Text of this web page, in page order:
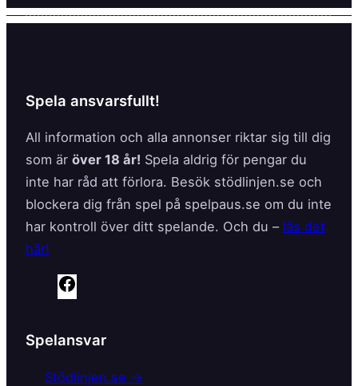
Spela ansvarsfullt!
All information och alla annonser riktar sig till dig
som är över 18 år! Spela aldrig för pengar du
inte har råd att förlora. Besök stödlinjen.se och
blockera dig från spel på spelpaus.se om du inte
har kontroll över ditt spelande. Och du – läs det
här!
e
b
Spelansvar
Stödlinjen.se →